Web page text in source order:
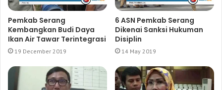
Pemkab Serang
Kembangkan Budi Daya
Ikan Air Tawar Terintegrasi
19 December 2019
6 ASN Pemkab Serang
Dikenai Sanksi Hukuman
Disiplin
14 May 2019